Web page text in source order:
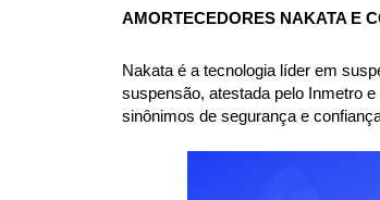
AMORTECEDORES NAKATA E
Nakata é a tecnologia líder em
suspensão, atestada pelo Inmetro
sinônimos de segurança e